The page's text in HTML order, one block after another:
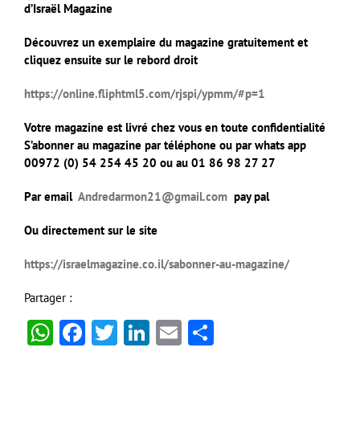
d’Israël Magazine
Découvrez un exemplaire du magazine gratuitement et
cliquez ensuite sur le rebord droit
https://online.fliphtml5.com/rjspi/ypmm/#p=1
Votre magazine est livré chez vous en toute confidentialité
S’abonner au magazine par téléphone ou par whats app
00972 (0) 54 254 45 20 ou au 01 86 98 27 27
Par email Andredarmon21@gmail.com pay pal
Ou directement sur le site
https://israelmagazine.co.il/sabonner-au-magazine/
Partager :
WhatsApp
Facebook
Twitter
LinkedIn
Email